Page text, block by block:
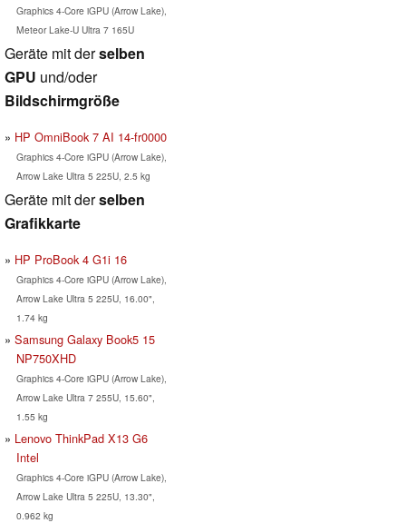
Graphics 4-Core iGPU (Arrow Lake),
Meteor Lake-U Ultra 7 165U
Geräte mit derselben
GPU und/oder
Bildschirmgröße
HP OmniBook 7 AI 14-fr0000
Graphics 4-Core iGPU (Arrow Lake),
Arrow Lake Ultra 5 225U, 2.5 kg
Geräte mit derselben
Grafikkarte
HP ProBook 4 G1i 16
Graphics 4-Core iGPU (Arrow Lake),
Arrow Lake Ultra 5 225U, 16.00",
1.74 kg
Samsung Galaxy Book5 15
NP750XHD
Graphics 4-Core iGPU (Arrow Lake),
Arrow Lake Ultra 7 255U, 15.60",
1.55 kg
Lenovo ThinkPad X13 G6
Intel
Graphics 4-Core iGPU (Arrow Lake),
Arrow Lake Ultra 5 225U, 13.30",
0.962 kg